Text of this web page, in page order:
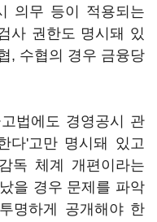
의무 등이 적용되는
사 권한도 명시돼 있
, 수협의 경우 금융당
법에도 경영공시 관
다'고만 명시돼 있고
독 체계 개편이라는
을 경우 문제를 파악
명하게 공개해야 한